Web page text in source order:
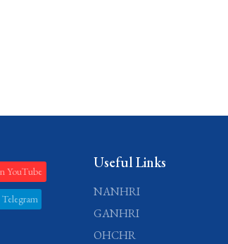
YouTube
Telegram
Useful Links
NANHRI
GANHRI
OHCHR